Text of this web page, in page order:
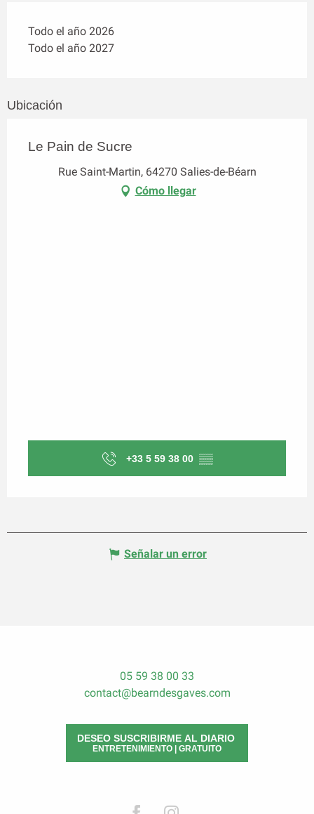
Todo el año 2026
Todo el año 2027
Ubicación
Le Pain de Sucre
Rue Saint-Martin, 64270 Salies-de-Béarn
Cómo llegar
+33 5 59 38 00 ▒▒
Señalar un error
05 59 38 00 33
contact@bearndesgaves.com
DESEO SUSCRIBIRME AL DIARIO
ENTRETENIMIENTO | GRATUITO